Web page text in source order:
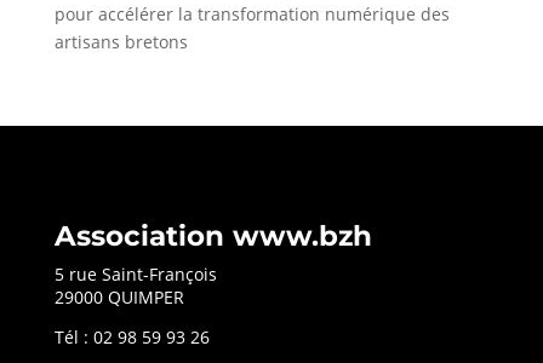
pour accélérer la transformation numérique des
artisans bretons
Association www.bzh
5 rue Saint-François
29000 QUIMPER
Tél : 02 98 59 93 26